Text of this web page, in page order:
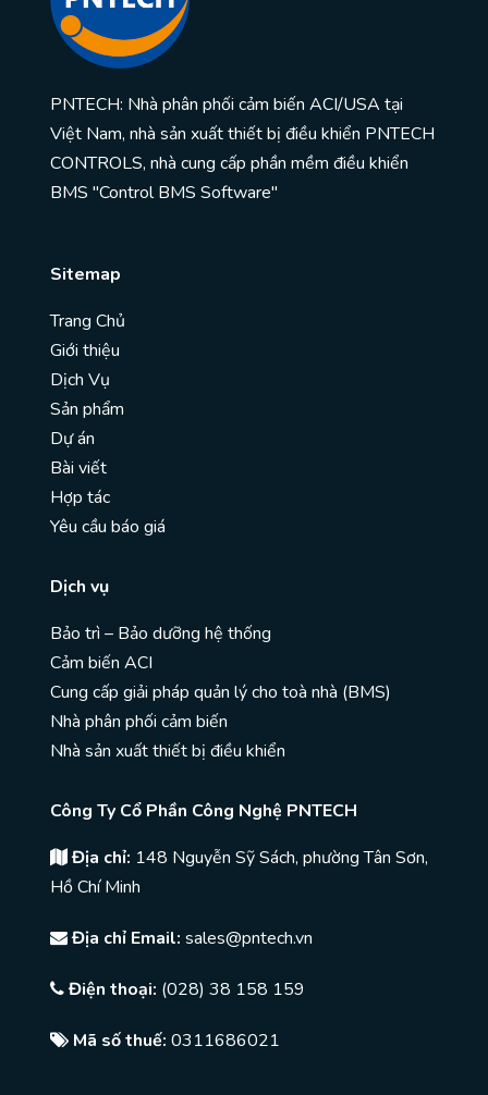
PNTECH: Nhà phân phối cảm biến ACI/USA tại
Việt Nam, nhà sản xuất thiết bị điều khiển PNTECH
CONTROLS, nhà cung cấp phần mềm điều khiển
BMS "Control BMS Software"
Sitemap
Trang Chủ
Giới thiệu
Dịch Vụ
Sản phẩm
Dự án
Bài viết
Hợp tác
Yêu cầu báo giá
Dịch vụ
Bảo trì – Bảo dưỡng hệ thống
Cảm biến ACI
Cung cấp giải pháp quản lý cho toà nhà (BMS)
Nhà phân phối cảm biến
Nhà sản xuất thiết bị điều khiển
Công Ty Cổ Phần Công Nghệ PNTECH
Địa chỉ: 148 Nguyễn Sỹ Sách, phường Tân Sơn,
Hồ Chí Minh
Địa chỉ Email: sales@pntech.vn
Điện thoại: (028) 38 158 159
Mã số thuế: 0311686021